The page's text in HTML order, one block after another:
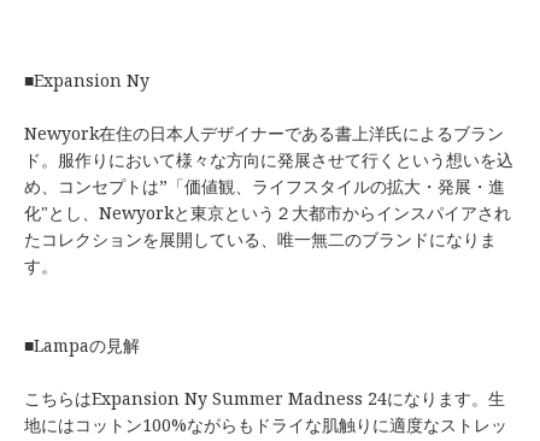
■Expansion Ny
Newyork在住の日本人デザイナーである書上洋氏によるブラン
ド。服作りにおいて様々な方向に発展させて行くという想いを込
め、コンセプトは”「価値観、ライフスタイルの拡大・発展・進
化"とし、Newyorkと東京という２大都市からインスパイアされ
たコレクションを展開している、唯一無二のブランドになりま
す。
■Lampaの見解
こちらはExpansion Ny Summer Madness 24になります。生
地にはコットン100%ながらもドライな肌触りに適度なストレッ